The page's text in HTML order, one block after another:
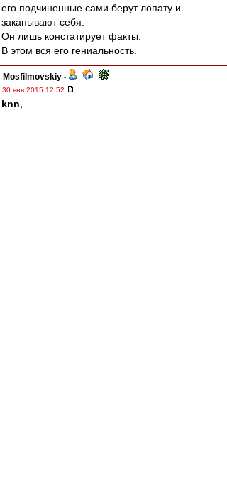
его подчиненные сами берут лопату и
закапывают себя.
Он лишь констатирует факты.
В этом вся его гениальность.
Mosfilmovskiy -
30 янв 2015 12:52
knn